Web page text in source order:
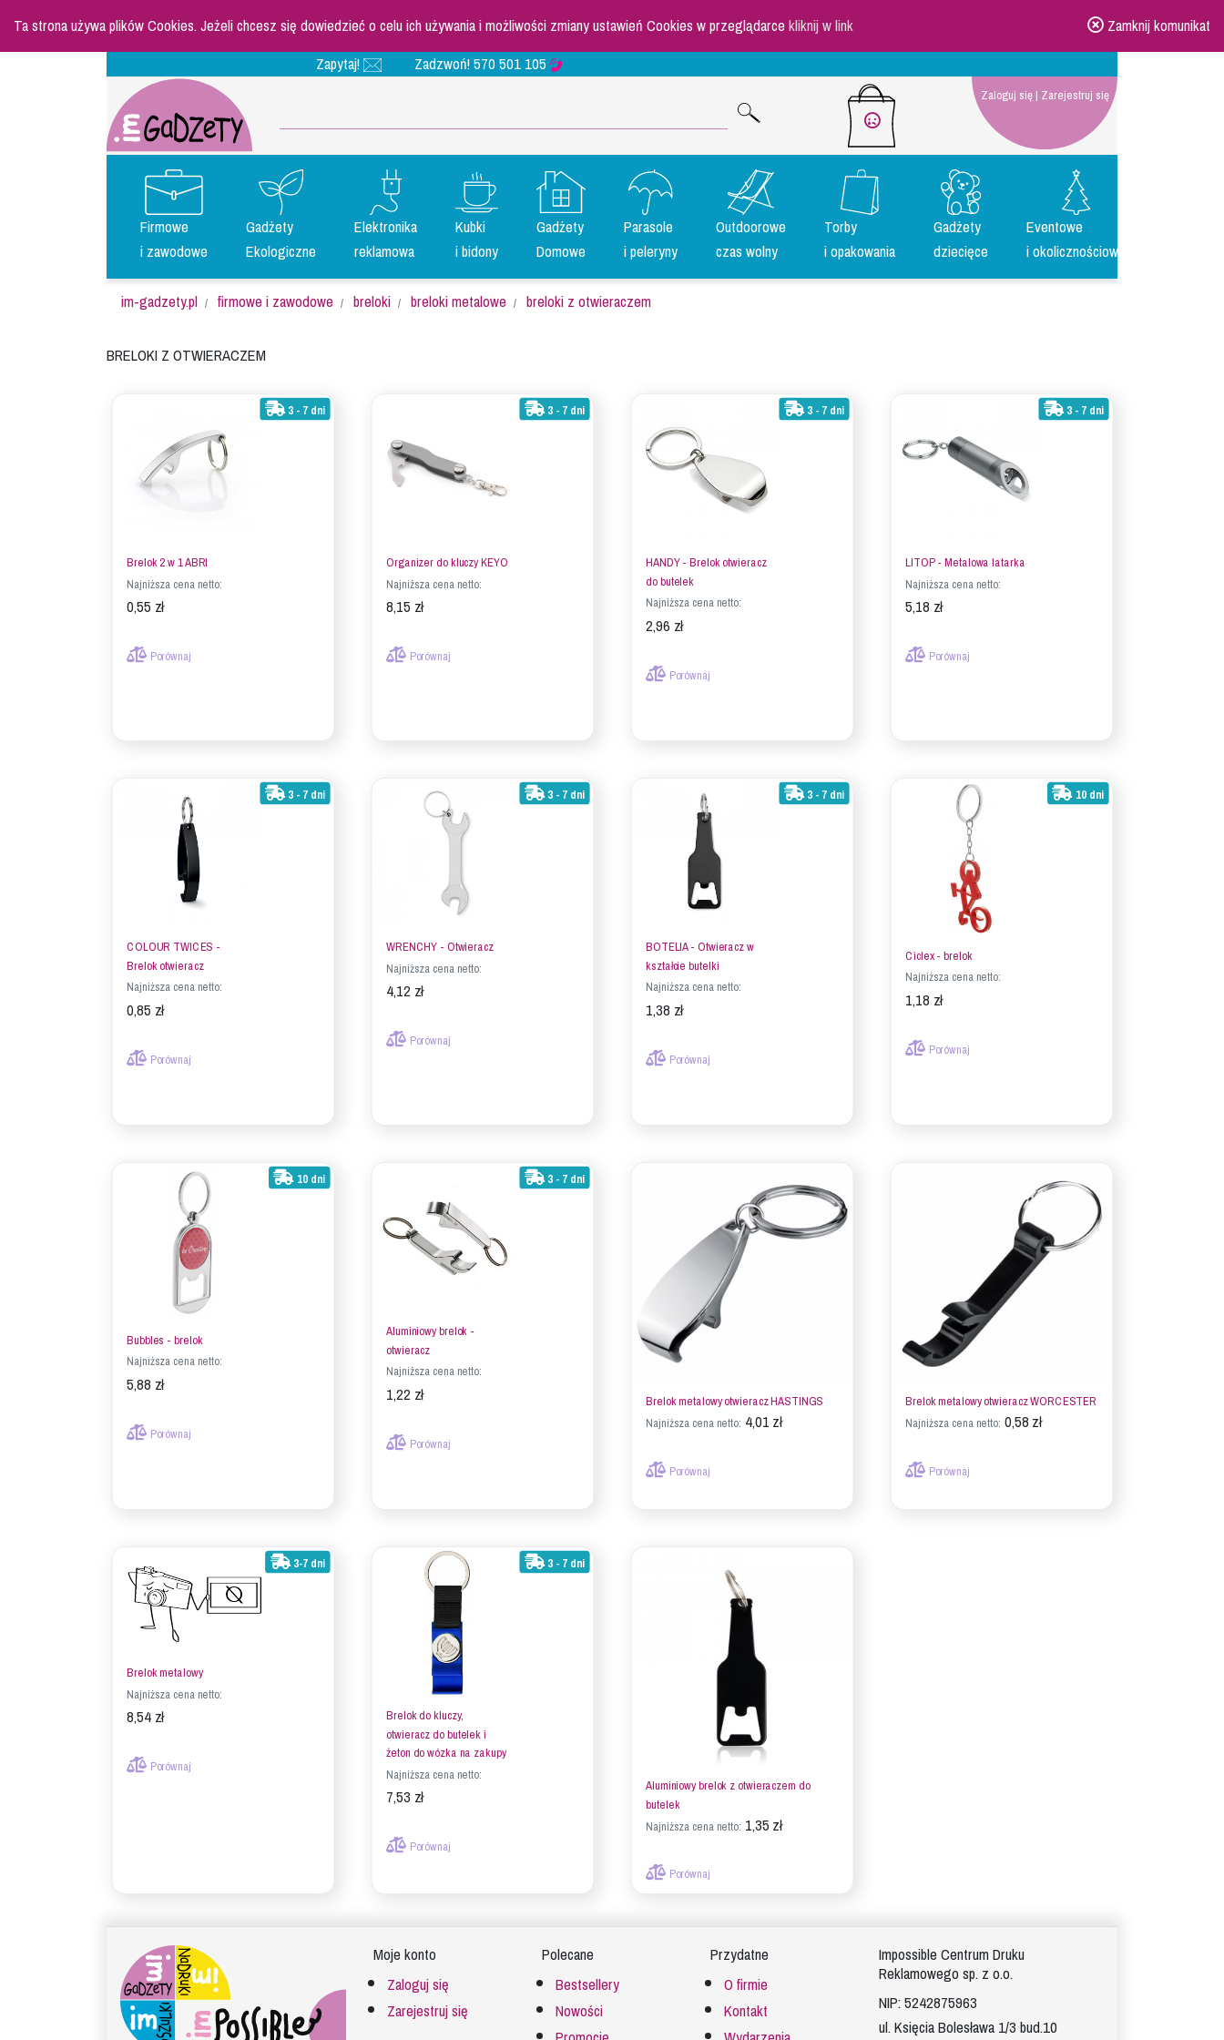
Ta strona używa plików Cookies. Jeżeli chcesz się dowiedzieć o celu ich używania i możliwości zmiany ustawień Cookies w przeglądarcekliknij w link
Zamknij komunikat
Zapytaj!
Zadzwoń!570 501 105
Zaloguj się| Zarejestruj się
Firmowe
i zawodowe
Gadżety
Ekologiczne
Elektronika
reklamowa
Kubki
i bidony
Gadżety
Domowe
Parasole
i peleryny
Outdoorowe
czas wolny
Torby
i opakowania
Gadżety
dziecięce
Eventowe
i okolicznościowe
im-gadzety.pl
firmowe i zawodowe breloki breloki metalowe breloki z otwieraczem
Breloki z otwieraczem
3 - 7 dni
Brelok 2 w 1 ABRI
Najniższa cena netto:
0,55 zł
Porównaj
3 - 7 dni
Organizer do kluczy KEYO
Najniższa cena netto:
8,15 zł
Porównaj
3 - 7 dni
HANDY - Brelok otwieracz
do butelek
Najniższa cena netto:
2,96 zł
Porównaj
3 - 7 dni
LITOP - Metalowa latarka
Najniższa cena netto:
5,18 zł
Porównaj
3 - 7 dni
COLOUR TWICES -
Brelok otwieracz
Najniższa cena netto:
0,85 zł
Porównaj
3 - 7 dni
WRENCHY - Otwieracz
Najniższa cena netto:
4,12 zł
Porównaj
3 - 7 dni
BOTELIA - Otwieracz w
kształcie butelki
Najniższa cena netto:
1,38 zł
Porównaj
10 dni
Ciclex - brelok
Najniższa cena netto:
1,18 zł
Porównaj
10 dni
Bubbles - brelok
Najniższa cena netto:
5,88 zł
Porównaj
3 - 7 dni
Aluminiowy brelok -
otwieracz
Najniższa cena netto:
1,22 zł
Porównaj
Brelok metalowy otwieracz HASTINGS
Najniższa cena netto: 4,01 zł
Porównaj
Brelok metalowy otwieracz WORCESTER
Najniższa cena netto: 0,58 zł
Porównaj
3-7 dni
Brelok metalowy
Najniższa cena netto:
8,54 zł
Porównaj
3 - 7 dni
Brelok do kluczy,
otwieracz do butelek i
żeton do wózka na zakupy
Najniższa cena netto:
7,53 zł
Porównaj
Aluminiowy brelok z otwieraczem do
butelek
Najniższa cena netto: 1,35 zł
Porównaj
Moje konto
Zaloguj się
Zarejestruj się
Polecane
Bestsellery
Nowości
Przydatne
O firmie
Kontakt
Impossible Centrum Druku
Reklamowego sp. z o.o.
NIP: 5242875963
ul. Księcia Bolesława 1/3 bud.10